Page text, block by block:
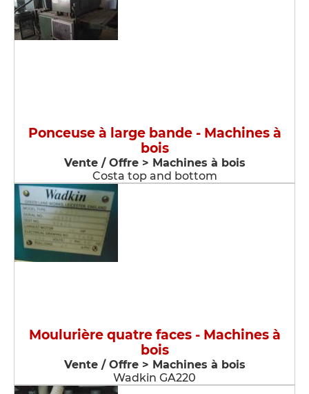
Ponceuse à large bande - Machines à
bois
Vente / Offre > Machines à bois
Costa top and bottom
Moulurière quatre faces - Machines à
bois
Vente / Offre > Machines à bois
Wadkin GA220